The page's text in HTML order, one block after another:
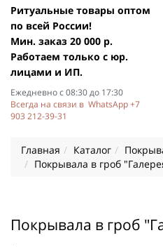
Ритуальные товары оптом
по всей России!
Мин. заказ 20 000 р.
Работаем только с юр.
лицами и ИП.
Ежедневно с 08:30 до 17:30
Всегда на связи в WhatsApp +7
903 212-39-31
Главная Каталог
Покрывала в гроб
Покрывала в гроб